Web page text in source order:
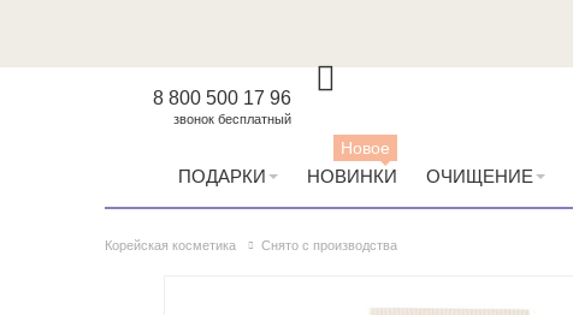
8 800 500 17 96
звонок бесплатный
ПОДАРКИ НОВИНКИ
Новое
ОЧИЩЕНИЕ
Корейская косметика Снято с производства